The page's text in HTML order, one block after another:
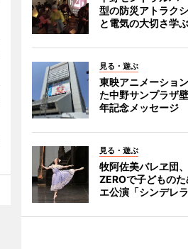
型の防災アトラク
と電気の大切さ学ぶ
見る・遊ぶ
東映アニメーショ
た中野サンプラザ
年記念メッセージ
見る・遊ぶ
牧阿佐美バレヱ団
ZEROで子どもの
エ公演「シンデレラ